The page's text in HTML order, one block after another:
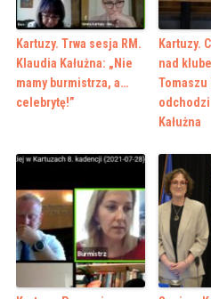
Kartuzy. Trwa sesja RM.
Klaudia Kałużna: „Nie
mamy burmistrza, a…
celebrytę!”
Kartuzy.
nad
Tomaszu
Kałużna